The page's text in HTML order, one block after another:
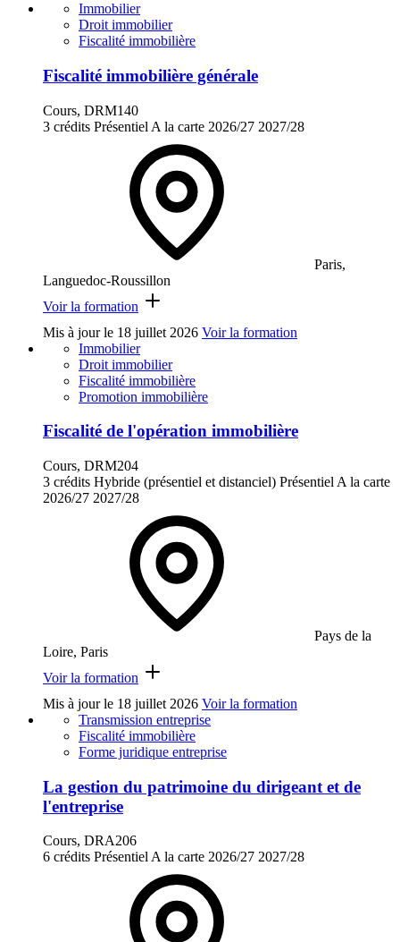
Immobilier
Droit immobilier
Fiscalité immobilière
Fiscalité immobilière générale
Cours, DRM140
3 crédits Présentiel A la carte 2026/27 2027/28
Paris,
Languedoc-Roussillon
Voir la formation
Mis à jour le 18 juillet 2026 Voir la formation
Immobilier
Droit immobilier
Fiscalité immobilière
Promotion immobilière
Fiscalité de l'opération immobilière
Cours, DRM204
3 crédits Hybride (présentiel et distanciel) Présentiel A la carte
2026/27 2027/28
Pays de la
Loire, Paris
Voir la formation
Mis à jour le 18 juillet 2026 Voir la formation
Transmission entreprise
Fiscalité immobilière
Forme juridique entreprise
La gestion du patrimoine du dirigeant et de
l'entreprise
Cours, DRA206
6 crédits Présentiel A la carte 2026/27 2027/28